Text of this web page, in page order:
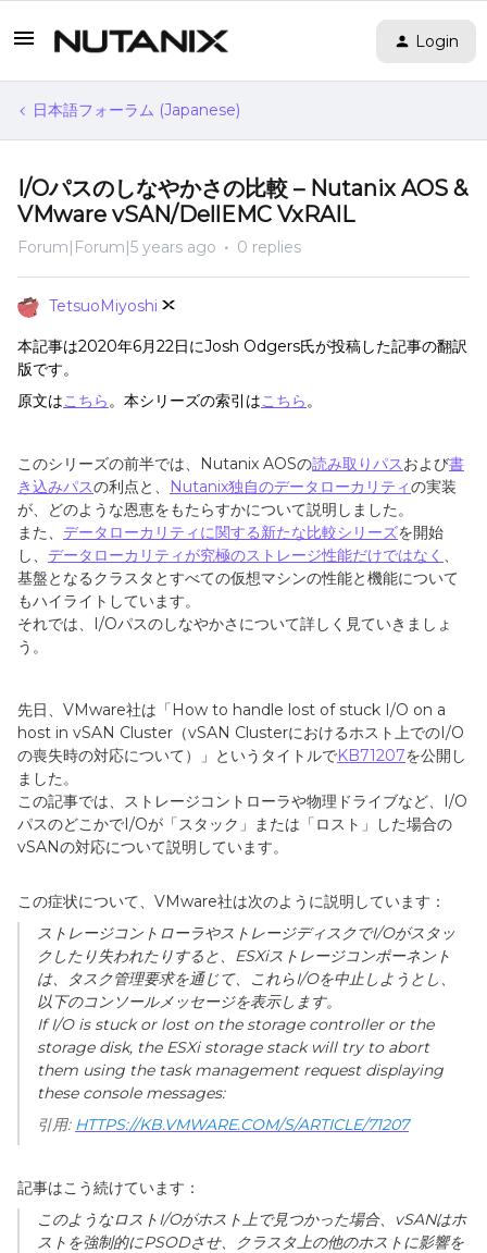
Login
日本語フォーラム (Japanese)
I/Oパスのしなやかさの比較 – Nutanix AOS &
VMware vSAN/DellEMC VxRAIL
Forum|Forum|5 years ago 0 replies
TetsuoMiyoshi
本記事は2020年6月22日にJosh Odgers氏が投稿した記事の翻訳
版です。
原文はこちら。本シリーズの索引はこちら。
このシリーズの前半では、Nutanix AOSの読み取りパスおよび書
き込みパスの利点と、 Nutanix独自のデータローカリティの実装
が、どのような恩恵をもたらすかについて説明しました。
また、 データローカリティに関する新たな比較シリーズを開始
し、 データローカリティが究極のストレージ性能だけではなく 、
基盤となるクラスタとすべての仮想マシンの性能と機能について
もハイライトしています。
それでは、
I/Oパスのしなやかさについて詳しく見ていきましょ
う。
先日、VMware社は「How to handle lost of stuck I/O on a
host in vSAN Cluster （vSAN Clusterにおけるホスト上でのI/O
の喪失時の対応について）」というタイトルでKB71207を公開し
ました。
この記事では、ストレージコントローラや物理ドライブなど、
I/O
パスのどこかでI/Oが「スタック」または「ロスト」した場合の
vSANの対応について説明しています。
この症状について、 VMware社は次のように説明しています：
ストレージコントローラやストレージディスクでI/Oがスタッ
クしたり失われたりすると、 ESXiストレージコンポーネント
は、タスク管理要求を通じて、これらI/Oを中止しようとし、
以下のコンソールメッセージを表示します。
If I/O is stuck or lost on the storage controller or the
storage disk, the ESXi storage stack will try to abort
them using the task management request displaying
these console messages:
引用: HTTPS://KB.VMWARE.COM/S/ARTICLE/71207
記事はこう続けています：
このようなロストI/Oがホスト上で見つかった場合、 vSANはホ
ストを強制的にPSODさせ、クラスタ上の他のホストに影響を